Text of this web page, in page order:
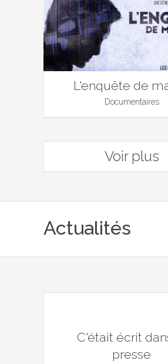
L'enquête de
Documentaires
Voir plus
Actualités
C'était écrit
presse